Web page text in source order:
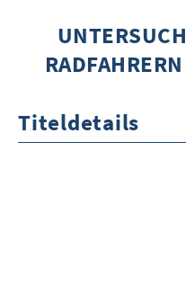
Titeldetails